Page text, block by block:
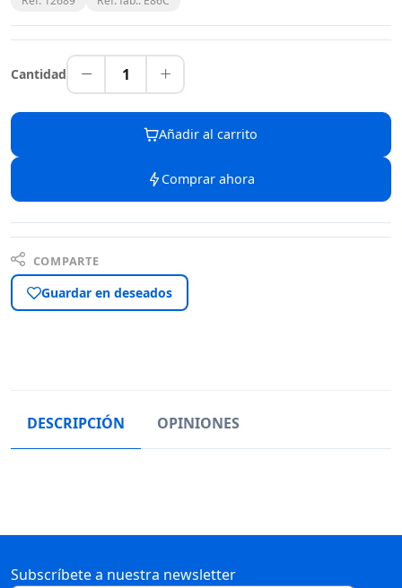
Cantidad 1
Añadir al carrito
Comprar ahora
COMPARTE
Guardar en deseados
DESCRIPCIÓN OPINIONES
Subscríbete a nuestra newsletter